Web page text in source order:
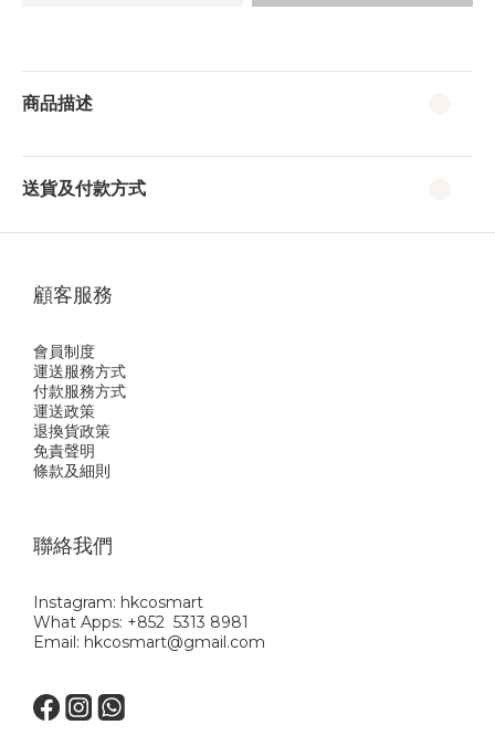
商品描述
送貨及付款方式
顧客服務
會員制度
運送服務方式
付款服務方式
運送政策
退換貨政策
免責聲明
條款及細則
聯絡我們
Instagram: hkcosmart
What Apps: +852 5313 8981
Email: hkcosmart@gmail.com